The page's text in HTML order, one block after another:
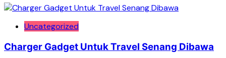
Uncategorized
Charger Gadget Untuk Travel Senang Dibawa